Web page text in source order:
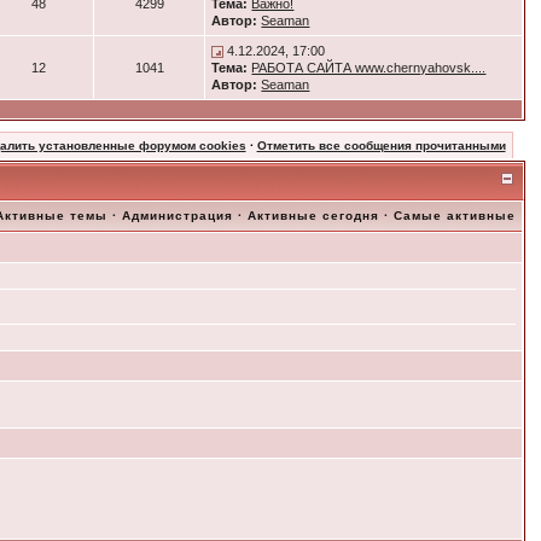
48 4299 Тема: Важно!
Автор: Seaman
12 1041
4.12.2024, 17:00
Тема: РАБОТА САЙТА www.chernyahovsk....
Автор: Seaman
установленные форумом cookies · Отметить все сообщения прочитанными
темы ·Администрация ·Активные сегодня ·Самые активные